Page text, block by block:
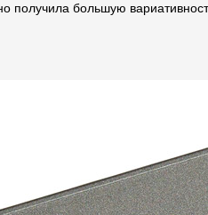
получила большую